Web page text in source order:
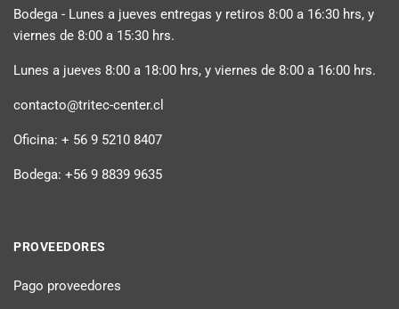
Bodega - Lunes a jueves entregas y retiros 8:00 a 16:30 hrs, y
viernes de 8:00 a 15:30 hrs.
Lunes a jueves 8:00 a 18:00 hrs, y viernes de 8:00 a 16:00 hrs.
contacto@tritec-center.cl
Oficina: + 56 9 5210 8407
Bodega: +56 9 8839 9635
PROVEEDORES
Pago proveedores